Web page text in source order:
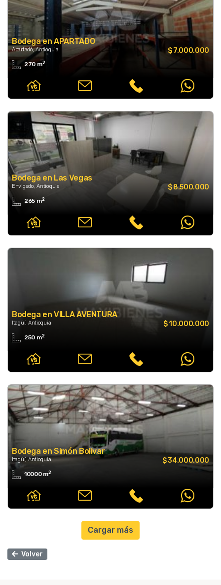
270 m2
Bodega en APARTADO
Apartadó, Antioquia $ 7.000.000
265 m2
Bodega en Las Vegas
Envigado, Antioquia $ 8.500.000
250 m2
Bodega en VILLA AVENTURA
Itagüí, Antioquia $ 10.000.000
10000 m2
Bodega en Simón Bolivar
Itagüí, Antioquia $ 34.000.000
Cargar más
Volver